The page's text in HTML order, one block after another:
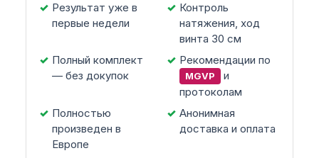
Результат уже в
первые недели
Контроль
натяжения, ход
винта 30 см
Полный комплект
— без докупок
Рекомендации по
MGVP
и
протоколам
Полностью
произведен в
Европе
Анонимная
доставка и оплата